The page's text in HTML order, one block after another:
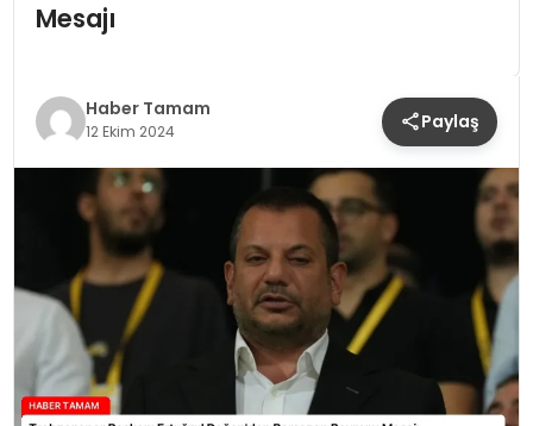
EKONOMI
MAGAZIN
SIYASET
YAŞAM
Mesajı
Haber Tamam
12 Ekim 2024 Paylaş